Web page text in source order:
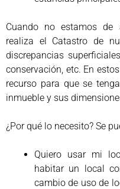
Cuando no estamos de
realiza el Catastro de
discrepancias
conservación, etc. En
recurso para que se
inmueble y sus
¿Por qué lo necesito? Se
Quiero usar mi
habitar un local
cambio de uso de